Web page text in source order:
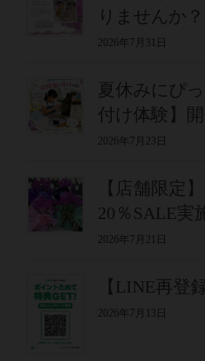
りませんか？
2026年7月31日
夏休みにぴ
付け体験】開
2026年7月23日
【店舗限定
20％SALE実
2026年7月21日
【LINE再登
2026年7月13日